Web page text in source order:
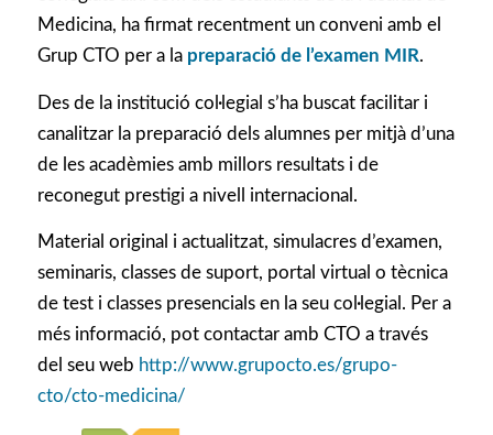
Medicina, ha firmat recentment un conveni amb el
Grup CTO per a la preparació de l’examen MIR.
Des de la institució col·legial s’ha buscat facilitar i
canalitzar la preparació dels alumnes per mitjà d’una
de les acadèmies amb millors resultats i de
reconegut prestigi a nivell internacional.
Material original i actualitzat, simulacres d’examen,
seminaris, classes de suport, portal virtual o tècnica
de test i classes presencials en la seu col·legial. Per a
més informació, pot contactar amb CTO a través
del seu web http://www.grupocto.es/grupo-
cto/cto-medicina/